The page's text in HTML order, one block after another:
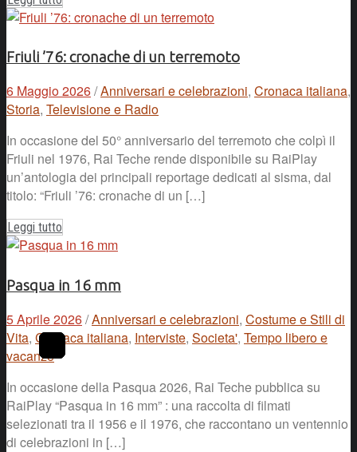
Friuli ’76: cronache di un terremoto
6 Maggio 2026/Anniversari e celebrazioni, Cronaca italiana,
Storia, Televisione e Radio
In occasione del 50° anniversario del terremoto che colpì il
Friuli nel 1976, Rai Teche rende disponibile su RaiPlay
un’antologia dei principali reportage dedicati al sisma, dal
titolo: “Friuli ’76: cronache di un […]
Leggi tutto
Pasqua in 16 mm
5 Aprile 2026/Anniversari e celebrazioni, Costume e Stili di
Vita, Cronaca italiana, Interviste, Societa', Tempo libero e
vacanze
In occasione della Pasqua 2026, Rai Teche pubblica su
RaiPlay “Pasqua in 16 mm” : una raccolta di filmati
selezionati tra il 1956 e il 1976, che raccontano un ventennio
di celebrazioni in […]